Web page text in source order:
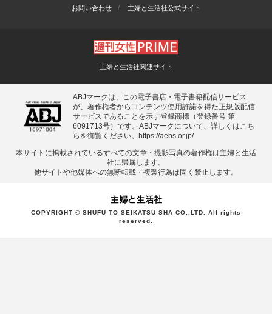
お問い合わせ
主婦と生活社公式サイト
主婦と生活社関連サイト
ABJマークは、この電子書店・電子書籍配信サービス
が、著作権者からコンテンツ使用許諾を得た正規版配信
サービスであることを示す登録商標（登録番号 第
6091713号）です。ABJマークについて、詳しくはこち
らを御覧ください。 https://aebs.or.jp/
本サイトに掲載されているすべての⽂章・撮影写真の著作権は主婦と⽣活
社に帰属します。
他サイトや他媒体への無断転載・複製⾏為は固く禁⽌します。
COPYRIGHT © SHUFU TO SEIKATSU SHA CO.,LTD. All rights
reserved.